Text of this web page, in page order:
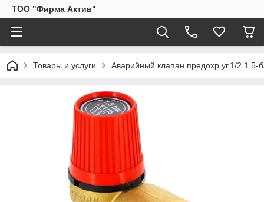
ТОО "Фирма Актив"
Товары и услуги Аварийный клапан предохр уг.1/2 1,5-